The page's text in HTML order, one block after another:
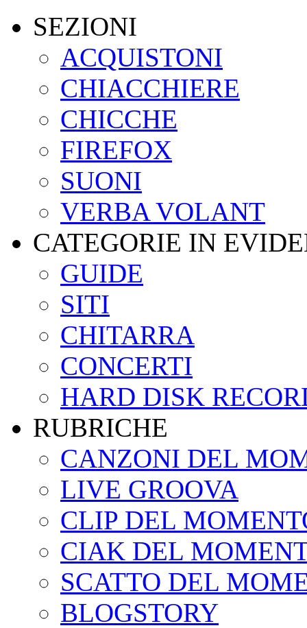
SEZIONI
ACQUISTONI
CHIACCHIERE
CHICCHE
FIREFOX
SUONI
VERBA VOLANT
CATEGORIE IN
GUIDE
SITI
CHITARRA
CONCERTI
HARD DISK
RUBRICHE
CANZONI DEL
LIVE GROOVA
CLIP DEL
CIAK DEL
SCATTO DEL
BLOGSTORY